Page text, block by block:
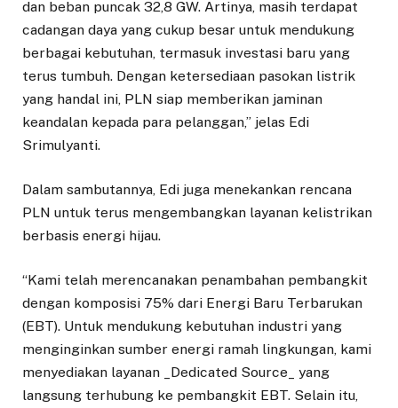
dan beban puncak 32,8 GW. Artinya, masih terdapat
cadangan daya yang cukup besar untuk mendukung
berbagai kebutuhan, termasuk investasi baru yang
terus tumbuh. Dengan ketersediaan pasokan listrik
yang handal ini, PLN siap memberikan jaminan
keandalan kepada para pelanggan,” jelas Edi
Srimulyanti.
Dalam sambutannya, Edi juga menekankan rencana
PLN untuk terus mengembangkan layanan kelistrikan
berbasis energi hijau.
“Kami telah merencanakan penambahan pembangkit
dengan komposisi 75% dari Energi Baru Terbarukan
(EBT). Untuk mendukung kebutuhan industri yang
menginginkan sumber energi ramah lingkungan, kami
menyediakan layanan _Dedicated Source_ yang
langsung terhubung ke pembangkit EBT. Selain itu,